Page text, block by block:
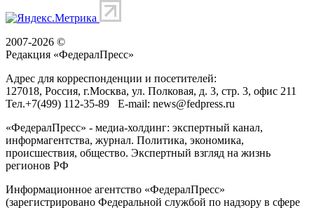
2007-2026 ©
Редакция «ФедералПресс»
Адрес для корреспонденции и посетителей:
127018, Россия, г.Москва, ул. Полковая, д. 3, стр. 3, офис 211
Тел.+7(499) 112-35-89 E-mail: news@fedpress.ru
«ФедералПресс» - медиа-холдинг: экспертный канал,
информагентства, журнал. Политика, экономика,
происшествия, общество. Экспертный взгляд на жизнь
регионов РФ
Информационное агентство «ФедералПресс»
(зарегистрировано Федеральной службой по надзору в сфере